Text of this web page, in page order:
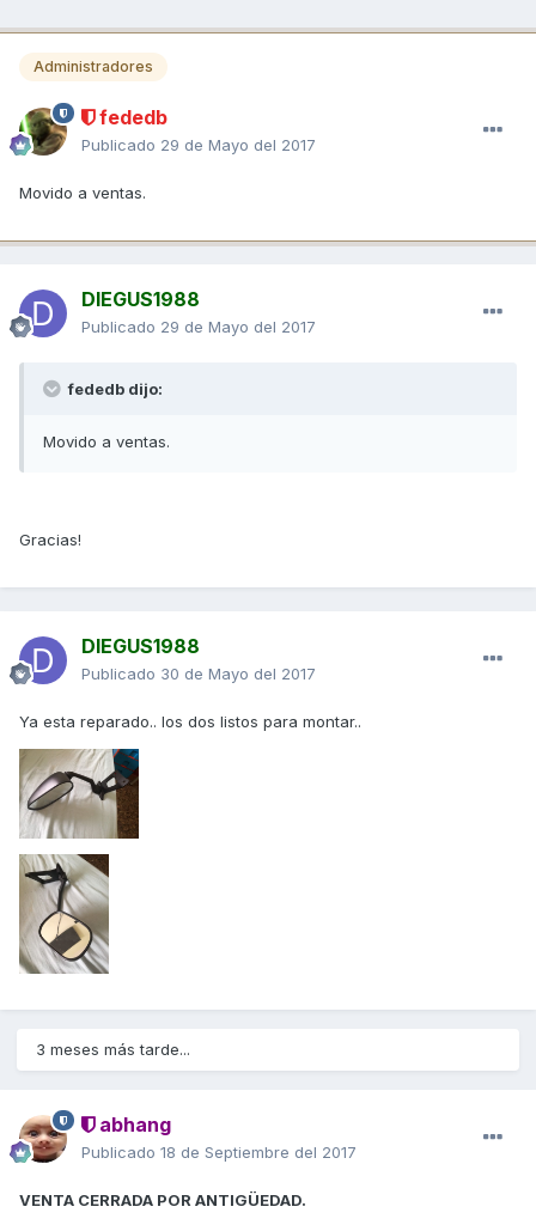
Administradores
fededb
Publicado 29 de Mayo del 2017
Movido a ventas.
DIEGUS1988
Publicado 29 de Mayo del 2017
fededb dijo:
Movido a ventas.
Gracias!
DIEGUS1988
Publicado 30 de Mayo del 2017
Ya esta reparado.. los dos listos para montar..
3 meses más tarde...
abhang
Publicado 18 de Septiembre del 2017
VENTA CERRADA POR ANTIGÜEDAD.